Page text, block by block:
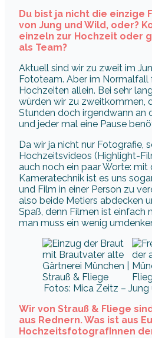
Du bist ja nicht die einzige
von Jung und Wild, oder?
einzeln zur Hochzeit oder
als Team?
Aktuell sind wir zu zweit im
Fototeam. Aber im
Hochzeiten allein. Bei sehr
würden wir zu zweitkommen,
Stunden doch irgendwann an
und jeder mal eine Pause
Da wir ja nicht nur Fotografie,
Hochzeitsvideos (Highlight-
auch noch ein paar Worte: mit
Kameratechnik ist es uns
und Film in einer Person zu
also beide Metiers abdecken
Spaß, denn Filmen ist einfach
man muss ein wenig
Fotos: Mica Zeitz –
Wir von Strauß & Fliege
aus Rednern. Was ist aus
HochzeitsfotografInnen